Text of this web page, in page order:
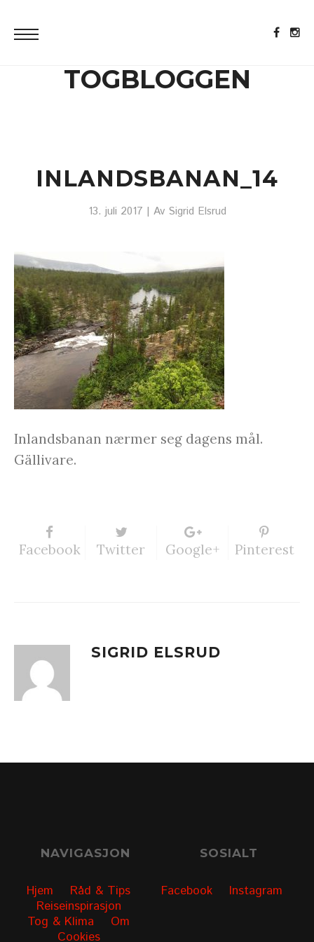
TOGBLOGGEN
INLANDSBANAN_14
13. juli 2017 | Av Sigrid Elsrud
Inlandsbanan nærmer seg dagens mål.
Gällivare.
Facebook Twitter Google+ Pinterest
SIGRID ELSRUD
NAVIGASJON
Hjem
Råd & Tips
Reiseinspirasjon
Tog & Klima
Om
Cookies
SOSIALT
Facebook Instagram